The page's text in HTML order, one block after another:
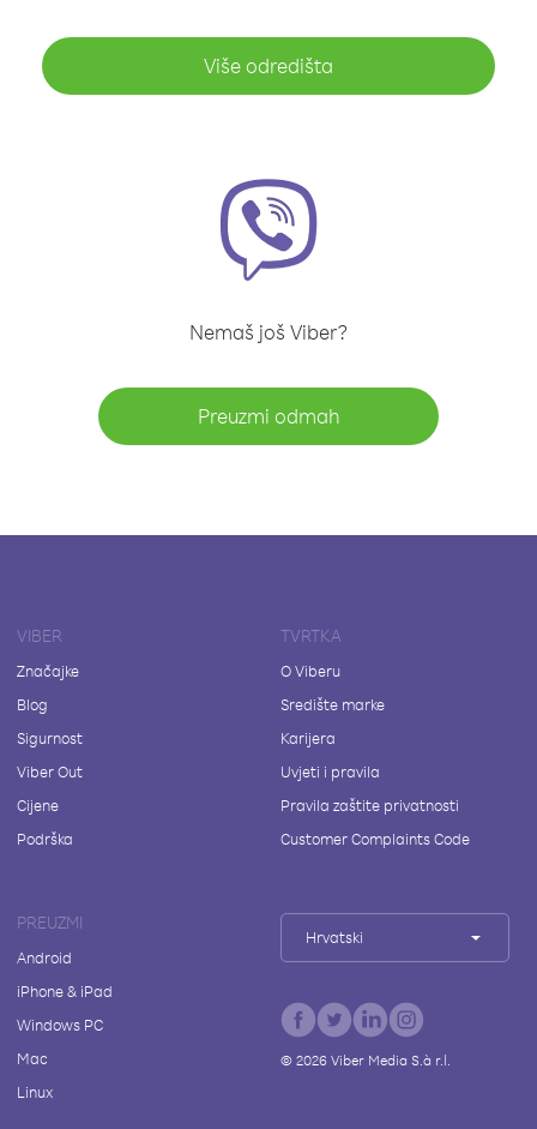
Više odredišta
Nemaš još Viber?
Preuzmi odmah
VIBER
Značajke
Blog
Sigurnost
Viber Out
Cijene
Podrška
TVRTKA
O Viberu
Središte marke
Karijera
Uvjeti i pravila
Pravila zaštite privatnosti
Customer Complaints Code
PREUZMI
Android
iPhone & iPad
Windows PC
Mac
Linux
Hrvatski
© 2026Viber Media S.à r.l.